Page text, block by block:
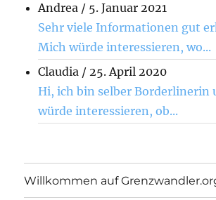
Andrea / 5. Januar 2021
Sehr viele Informationen gut
Mich würde interessieren, wo...
Claudia /25. April 2020
Hi, ich bin selber Borderlinerin
würde interessieren, ob...
Willkommen auf